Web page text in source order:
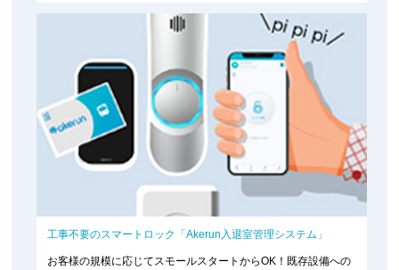
工事不要のスマートロック「Akerun入退室管理システム」
お客様の規模に応じてスモールスタートからOK！既存設備への